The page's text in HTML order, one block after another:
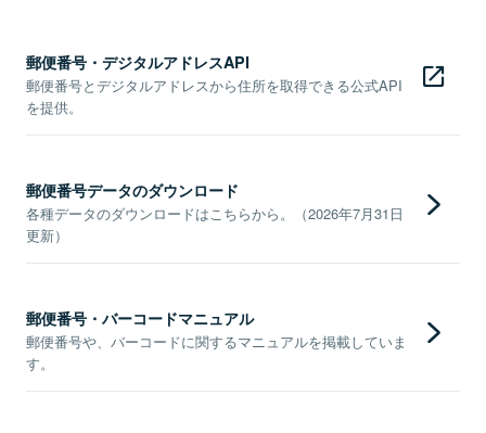
郵便番号・デジタルアドレスAPI
郵便番号とデジタルアドレスから住所を取得できる公式API
を提供。
郵便番号データのダウンロード
各種データのダウンロードはこちらから。（2026年7月31日
更新）
郵便番号・バーコードマニュアル
郵便番号や、バーコードに関するマニュアルを掲載していま
す。